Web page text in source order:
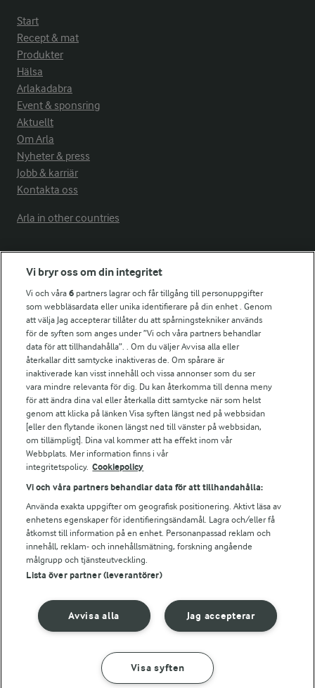
Start
Recept & mat
Produkter
Hälsa
Arlakadabra
Event & sponsring
Aktuellt
Om Arla
Nyheter & press
Jobb & karriär
Kontakta oss
Arla in other countries
Fler Arlasajter
För ägare
Arlas kundportal
Arla.com
Falbygdens Ost
Arla webbshop
Bildbank
Följ oss
© 2026 Arla Foods
Integritetspolicy
Vi bryr oss om din integritet
Vi och våra6 partners lagrar och får tillgång till personuppgifter
som webbläsardata eller unika identifierare på din enhet . Genom
att välja Jag accepterar tillåter du att spårningstekniker används
för de syften som anges under ”Vi och våra partners behandlar
data för att tillhandahålla”. . Om du väljer Avvisa alla eller
återkallar ditt samtycke inaktiveras de. Om spårare är
inaktiverade kan visst innehåll och vissa annonser som du ser
vara mindre relevanta för dig. Du kan återkomma till denna meny
för att ändra dina val eller återkalla ditt samtycke när som helst
genom att klicka på länken Visa syften längst ned på webbsidan
[eller den flytande ikonen längst ned till vänster på webbsidan,
om tillämpligt]. Dina val kommer att ha effekt inom vår
Webbplats. Mer information finns i vår
integritetspolicy. Cookiepolicy
Vi och våra partners behandlar data för att tillhandahålla:
Använda exakta uppgifter om geografisk positionering. Aktivt läsa av
enhetens egenskaper för identifieringsändamål. Lagra och/eller få
åtkomst till information på en enhet. Personanpassad reklam och
innehåll, reklam- och innehållsmätning, forskning angående
målgrupp och tjänsteutveckling.
Lista över partner (leverantörer)
Jag accepterar
Avvisa alla
Visa syften